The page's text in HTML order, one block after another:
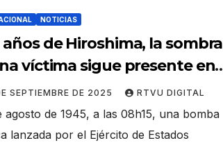
NOTICIAS
años de Hiroshima, la sombra
víctima sigue presente en
japonés
SEPTIEMBRE DE 2025 RTVU DIGITAL
agosto de 1945, a las 08h15, una bomba
lanzada por el Ejército de Estados